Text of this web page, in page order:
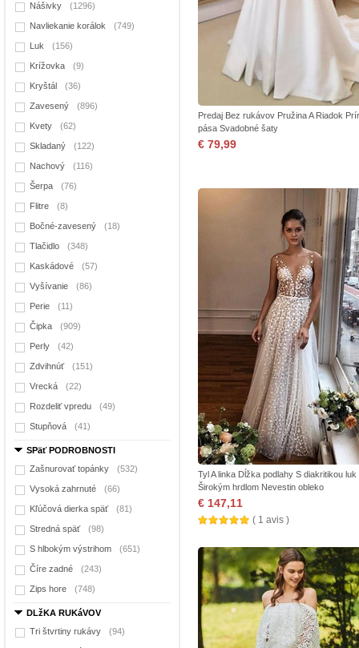
Nášivky
(1296)
Navliekanie korálok (749)
Luk (156)
Krížovka (9)
Kryštál (36)
Zavesený (896)
Kvety (62)
Skladaný (122)
Nachový (116)
Šerpa (76)
Flitre (8)
Bočné-zavesený (18)
Tlačidlo (348)
Kaskádové (57)
Vyšívanie (86)
Perie (11)
Čipka (909)
Perly (42)
Zdvihnúť (151)
Vrecká (22)
Rozdeliť vpredu (49)
Stupňová (41)
SPäť PODROBNOSTI
Zašnurovať topánky
(532)
Vysoká zahrnuté (66)
Kľúčová dierka späť (81)
Stredná späť (98)
S hlbokým výstrihom (651)
Číre zadné (243)
Zips hore (748)
DLžKA RUKáVOV
Tri štvrtiny rukávy
(94)
Predaj Bez rukávov Pružina A Riadok
pása Svadobné šaty
€ 79,99
Tyl A linka Dĺžka podlahy S diakritikou luk
Širokým hrdlom Nevestin obleko
€ 147,11
( 1 avis )